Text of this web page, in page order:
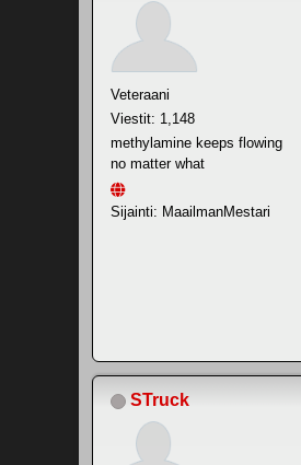
Veteraani
Viestit: 1,148
methylamine keeps flowing
no matter what
Sijainti: MaailmanMestari
STruck